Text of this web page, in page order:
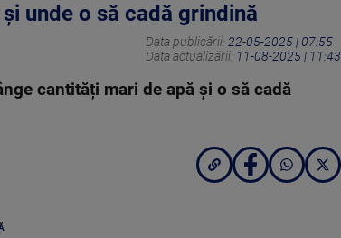
unde o să cadă grindină
Data publicării: 22-05-2025 | 07:55
Data actualizării: 11-08-2025 | 11:43
cantități mari de apă și o să cadă